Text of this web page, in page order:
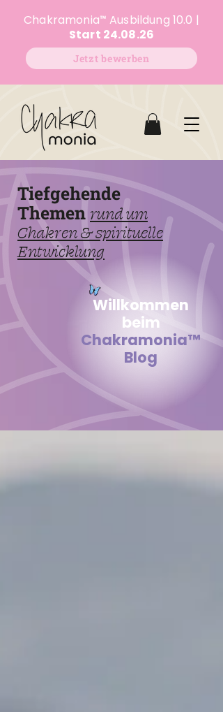
Chakramonia™ Ausbildung 10.0 |
Start 24.08.26
Jetzt bewerben
Tiefgehende
Themen rund um
Chakren & spirituelle
Entwicklung
Willkommen
beim
Chakramonia™
Blog